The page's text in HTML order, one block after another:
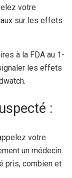
votre
sur les effets
à la FDA au 1-
les effets
:
votre
un médecin.
pris, combien et